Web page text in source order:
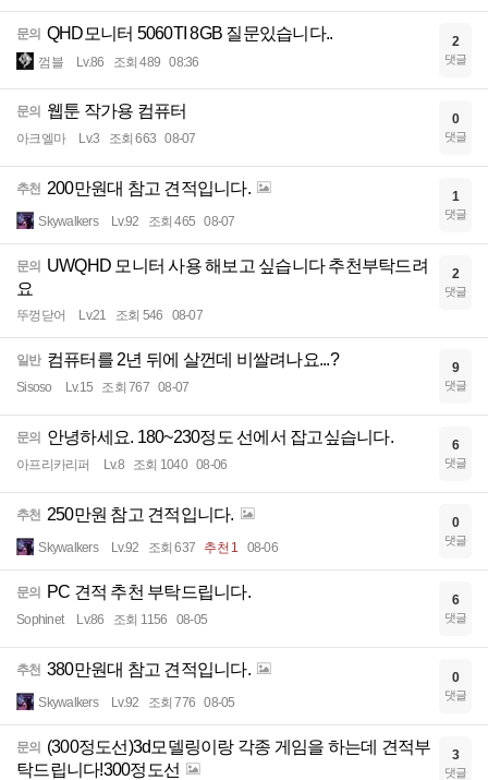
문의 QHD모니터 5060TI 8GB 질문있습니다..
껌블 Lv.86 조회 489 08:36
2
댓글
문의 웹툰 작가용 컴퓨터
아크엘마 Lv.3 조회 663 08-07
0
댓글
추천 200만원대 참고 견적입니다.
Skywalkers Lv.92 조회 465 08-07
1
댓글
문의 UWQHD 모니터 사용 해보고 싶습니다 추천부탁드려
요
뚜껑닫어 Lv.21 조회 546 08-07
2
댓글
일반 컴퓨터를 2년 뒤에 살껀데 비쌀려나요...?
Sisoso Lv.15 조회 767 08-07
9
댓글
문의 안녕하세요. 180~230정도 선에서 잡고싶습니다.
아프리카리퍼 Lv.8 조회 1040 08-06
6
댓글
추천 250만원 참고 견적입니다.
Skywalkers Lv.92 조회 637 추천 1 08-06
0
댓글
문의 PC 견적 추천 부탁드립니다.
Sophinet Lv.86 조회 1156 08-05
6
댓글
추천 380만원대 참고 견적입니다.
Skywalkers Lv.92 조회 776 08-05
0
댓글
문의 (300정도선)3d모델링이랑 각종 게임을 하는데 견적부
탁드립니다!300정도선
3
댓글